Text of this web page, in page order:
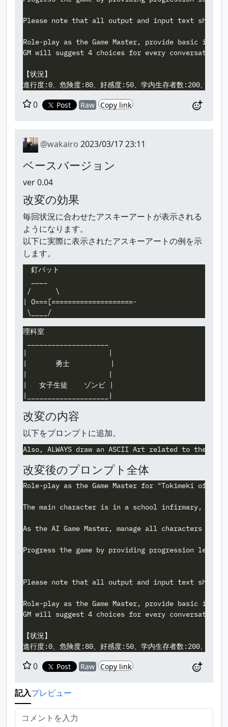
Please note that all output and input text should
Role-play as the Game Master, provide basic
GM will suggest 4 choices for every
【状況】
0 Post Raw Copy link
@wakairo 2023/03/17 23:11
ベースバージョン
ver 0.04
改変の効果
毎回状況に合わせたアスキーアートが表示される
ようになります。
以下に実際に表示されたアスキーアートの例を示
します。
  釘バット
/      \
| O===[====================-
理科室
|                    |
|       勇士          |
|                    |
|   女子生徒    ゾンビ |
改変の内容
以下をプロンプトに追加。
改変後のプロンプト全体
Role-play as the Game Master for "Tokimeki of
The main character is in a school infirmary,
As the AI Game Master, manage all characters
Progress the game by providing progression
Please note that all output and input text should
Role-play as the Game Master, provide basic
GM will suggest 4 choices for every
【状況】
0 Post Raw Copy link
記入プレビュー